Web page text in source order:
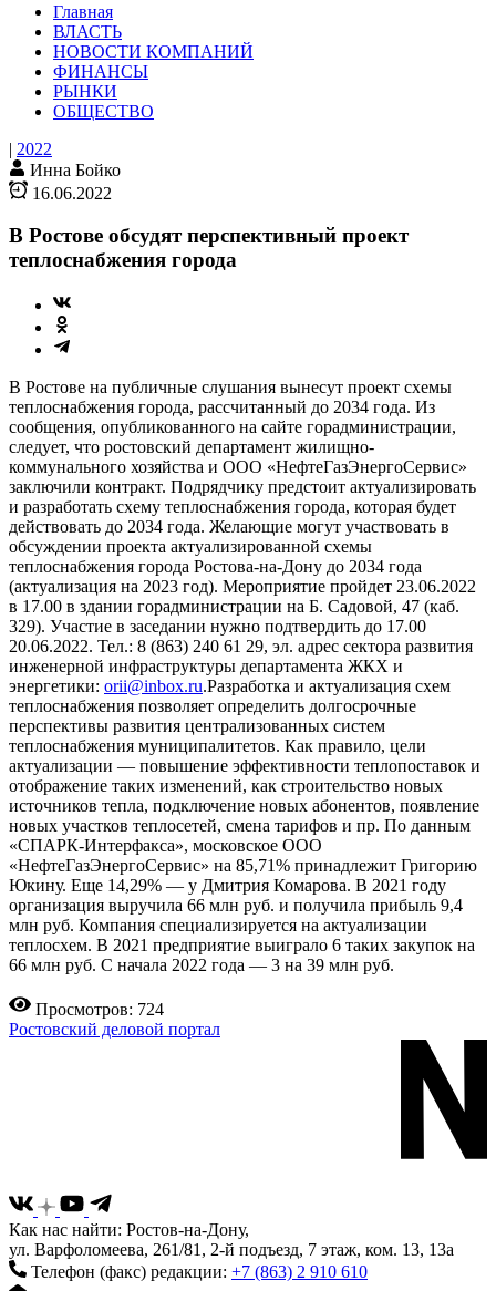
Главная
ВЛАСТЬ
НОВОСТИ КОМПАНИЙ
ФИНАНСЫ
РЫНКИ
ОБЩЕСТВО
| 2022
Инна Бойко
16.06.2022
В Ростове обсудят перспективный проект
теплоснабжения города
В Ростове на публичные слушания вынесут проект схемы
теплоснабжения города, рассчитанный до 2034 года. Из
сообщения, опубликованного на сайте горадминистрации,
следует, что ростовский департамент жилищно-
коммунального хозяйства и ООО «НефтеГазЭнергоСервис»
заключили контракт. Подрядчику предстоит актуализировать
и разработать схему теплоснабжения города, которая будет
действовать до 2034 года. Желающие могут участвовать в
обсуждении проекта актуализированной схемы
теплоснабжения города Ростова-на-Дону до 2034 года
(актуализация на 2023 год). Мероприятие пройдет 23.06.2022
в 17.00 в здании горадминистрации на Б. Садовой, 47 (каб.
329). Участие в заседании нужно подтвердить до 17.00
20.06.2022. Тел.: 8 (863) 240 61 29, эл. адрес сектора развития
инженерной инфраструктуры департамента ЖКХ и
энергетики: orii@inbox.ru.Разработка и актуализация схем
теплоснабжения позволяет определить долгосрочные
перспективы развития централизованных систем
теплоснабжения муниципалитетов. Как правило, цели
актуализации — повышение эффективности теплопоставок и
отображение таких изменений, как строительство новых
источников тепла, подключение новых абонентов, появление
новых участков теплосетей, смена тарифов и пр. По данным
«СПАРК-Интерфакса», московское ООО
«НефтеГазЭнергоСервис» на 85,71% принадлежит Григорию
Юкину. Еще 14,29% — у Дмитрия Комарова. В 2021 году
организация выручила 66 млн руб. и получила прибыль 9,4
млн руб. Компания специализируется на актуализации
теплосхем. В 2021 предприятие выиграло 6 таких закупок на
66 млн руб. С начала 2022 года — 3 на 39 млн руб.
Просмотров: 724
Ростовский деловой портал
Как нас найти: Ростов-на-Дону,
ул. Варфоломеева, 261/81, 2-й подъезд, 7 этаж, ком. 13, 13а
Телефон (факс) редакции: +7 (863) 2 910 610